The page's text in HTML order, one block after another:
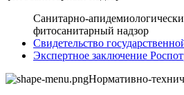
Санитарно-
фитосанитарный надзор
Свидетельство
Экспертное заключение
Нормативно-